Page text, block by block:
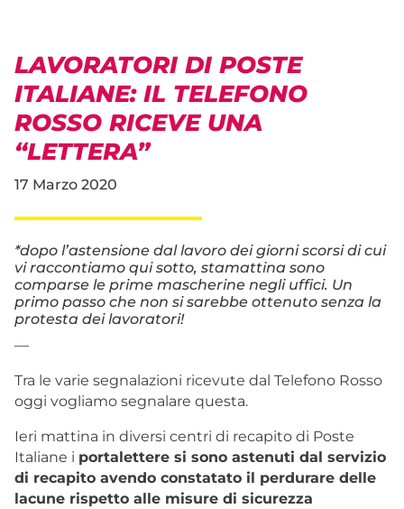
LAVORATORI DI POSTE
ITALIANE: IL TELEFONO
ROSSO RICEVE UNA
“LETTERA”
17 Marzo 2020
*dopo l’astensione dal lavoro dei giorni scorsi di cui
vi raccontiamo qui sotto, stamattina sono
comparse le prime mascherine negli uffici. Un
primo passo che non si sarebbe ottenuto senza la
protesta dei lavoratori!
—
Tra le varie segnalazioni ricevute dal Telefono Rosso
oggi vogliamo segnalare questa.
Ieri mattina in diversi centri di recapito di Poste
Italiane i portalettere si sono astenuti dal servizio
di recapito avendo constatato il perdurare delle
lacune rispetto alle misure di sicurezza